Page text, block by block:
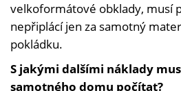
velkoformátové obklady, musí
nepřiplácí jen za samotný
pokládku.
S jakými dalšími náklady
samotného domu počítat?